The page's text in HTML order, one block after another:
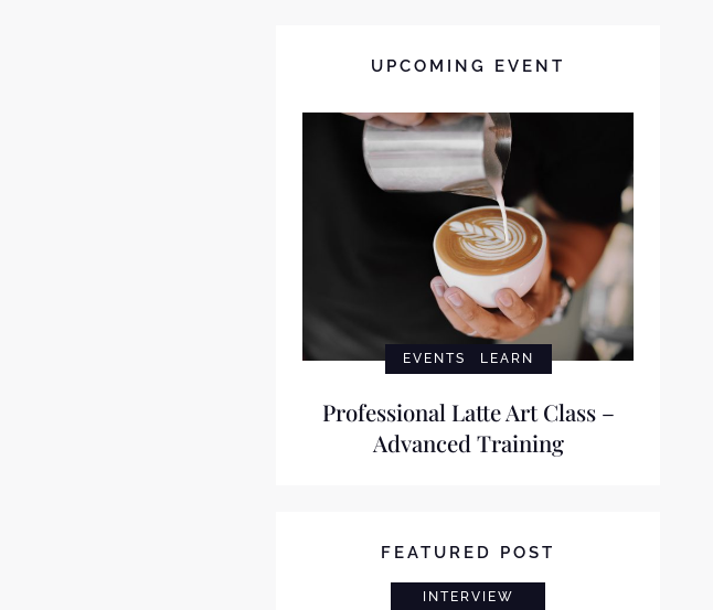
UPCOMING EVENT
EVENTS LEARN
Professional Latte Art Class –
Advanced Training
FEATURED POST
INTERVIEW